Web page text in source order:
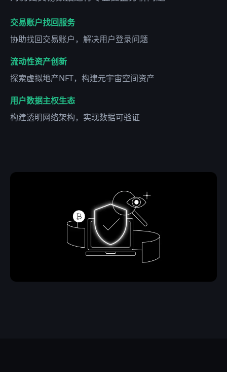
交易账户找回服务
协助找回交易账户，解决用户登录问题
流动性资产创新
探索虚拟地产NFT，构建元宇宙空间资产
用户数据主权生态
构建透明网络架构，实现数据可验证